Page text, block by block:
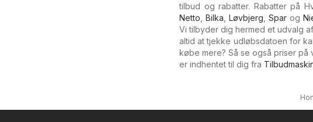
tilbud og rabatter. Rabatter på
Netto Bilka Løvbjerg Spar og
Vi tilbyder dig hermed et udvalg
altid at tjekke udløbsdatoen for
købe mere? Så se også priser på
er indhentet til dig fra